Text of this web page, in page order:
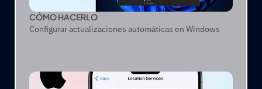
CÓMO HACERLO
Configurar actualizaciones automáticas en Windows